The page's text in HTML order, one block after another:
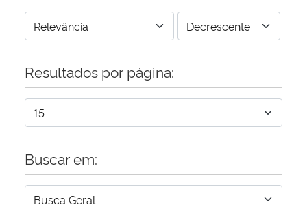
Resultados por página:
Buscar em: